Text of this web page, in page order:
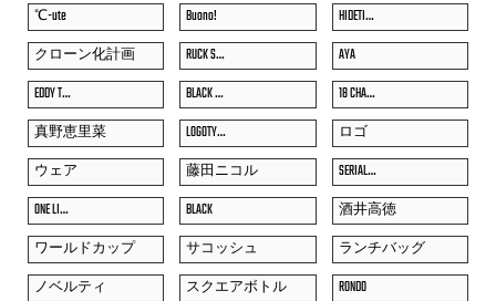
℃-ute
Buono!
HIDETI…
クローン化計画
RUCK S…
AYA
EDDY T…
BLACK …
18 CHA…
真野恵里菜
LOGOTY…
ロゴ
ウェア
藤田ニコル
SERIAL…
ONE LI…
BLACK
酒井高徳
ワールドカップ
サコッシュ
ランチバッグ
ノベルティ
スクエアボトル RONDO